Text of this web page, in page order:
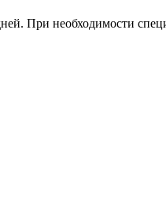
При необходимости